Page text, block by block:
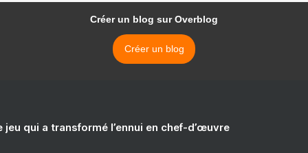
Créer un blog sur Overblog
Créer un blog
jeu qui a transformé l’ennui en chef-d’œuvre